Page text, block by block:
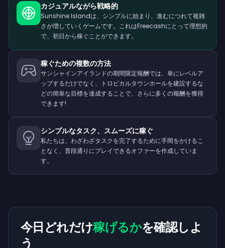
カジュアルながら戦略的
Sunshine Islandは、シンプルに始まり、進むにつれて複雑
さが増していくゲームです。これはFreecashにとって理想的
で、初日から稼ぐことができます。
稼ぐための複数の方法
サンシャインアイランドの期間限定報酬では、単にレベルア
ップするだけでなく、トロピカルタウンホールを建設するな
どの簡単な目標を達成することで、さらに多くの報酬を獲得
できます!
シンプルなタスク、スムーズに稼ぐ
私たちは、わざわざタスクを完了するために手間をかけるこ
となく、普段通りにプレイできるオファーを作成していま
す。
今日どれだけ稼げるかを確認しよ
う